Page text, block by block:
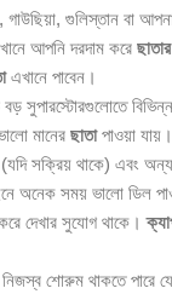
গাউছিয়া, গুলিস্তান বা
আপনি দরদাম করে
এখানে পাবেন।
সুপারস্টোরগুলোতে বিভিন্ন
মানের ছাতাপাওয়া যায়।
(যদি সক্রিয় থাকে) এবং
অনেক সময় ভালো ডিল
দেখার সুযোগ থাকে।
নিজস্ব শোরুম থাকতে